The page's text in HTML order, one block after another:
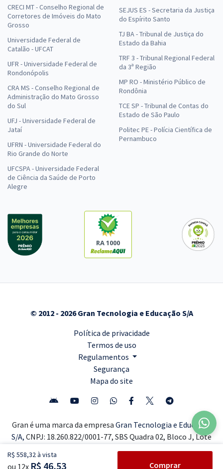
R$ 558,32 à vista
ou 12x R$ 46,53 Comprar
CRECI MT - Conselho Regional de
Corretores de Imóveis do Mato
Grosso
Universidade Federal de
Catalão - UFCAT
UFR - Universidade Federal de
Rondonópolis
CRA MS - Conselho Regional de
Administração do Mato Grosso
do Sul
UFJ - Universidade Federal de
Jataí
UFRN - Universidade Federal do
Rio Grande do Norte
UFCSPA - Universidade Federal
de Ciência da Saúde de Porto
Alegre
SEJUS ES - Secretaria da Justiça
do Espírito Santo
TJ BA - Tribunal de Justiça do
Estado da Bahia
TRF 3 - Tribunal Regional Federal
da 3ª Região
MP RO - Ministério Público de
Rondônia
TCE SP - Tribunal de Contas do
Estado de São Paulo
Politec PE - Polícia Científica de
Pernambuco
RA 1000
© 2012 - 2026 Gran Tecnologia e Educação S/A
Política de privacidade
Termos de uso
Regulamentos
Segurança
Mapa do site
Gran é uma marca da empresa Gran Tecnologia e Educação
S/A, CNPJ: 18.260.822/0001-77, SBS Quadra 02, Bloco J, Lote
Brasília-DF, CEP 70.070-120. Gran - 2026 © Todos os direitos